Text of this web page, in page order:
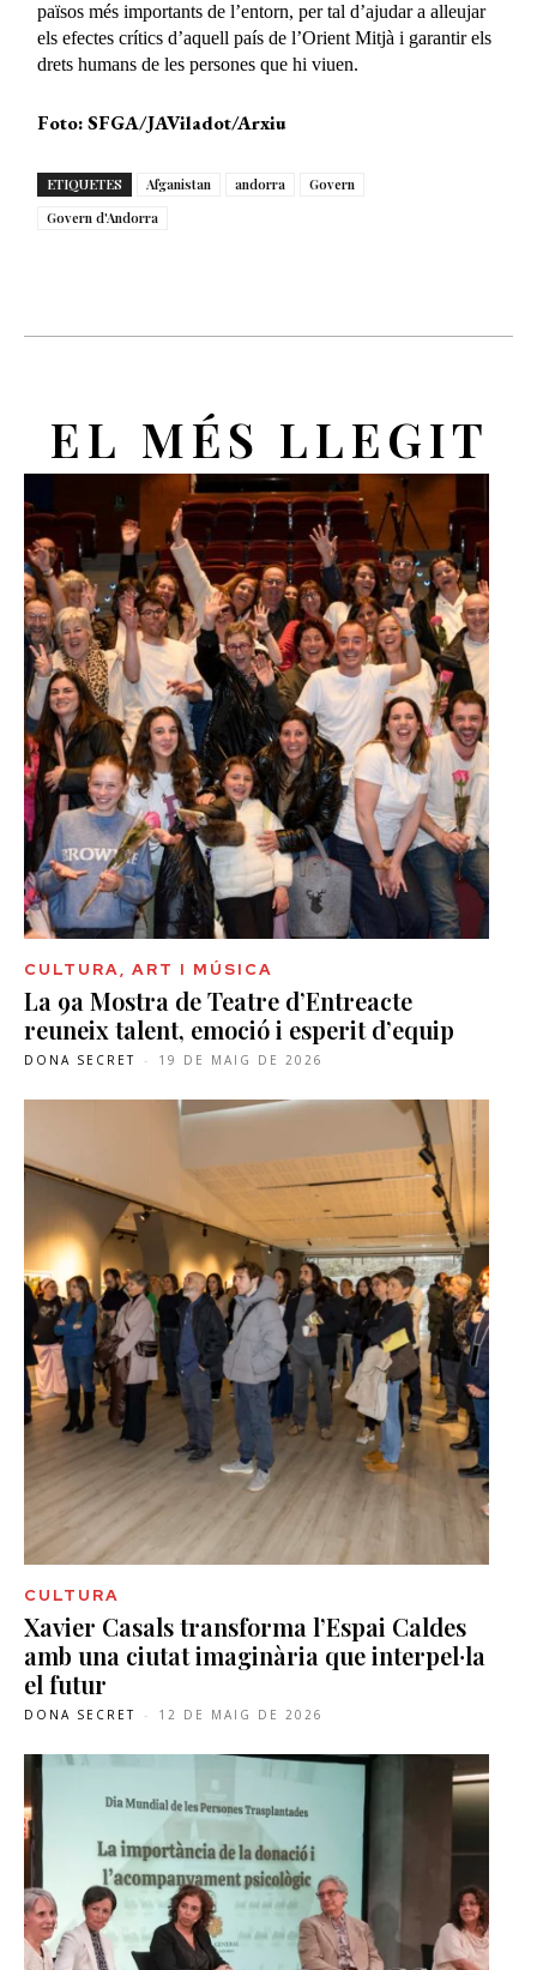
països més importants de l’entorn, per tal d’ajudar a alleujar
els efectes crítics d’aquell país de l’Orient Mitjà i garantir els
drets humans de les persones que hi viuen.
Foto: SFGA/JAViladot/Arxiu
ETIQUETES Afganistan andorra
Govern
Govern d'Andorra
EL MÉS LLEGIT
CULTURA, ART I MÚSICA
La 9a Mostra de Teatre d’Entreacte
reuneix talent, emoció i esperit d’equip
DONA SECRET - 19 DE MAIG DE 2026
CULTURA
Xavier Casals transforma l’Espai Caldes
amb una ciutat imaginària que interpel·la
el futur
DONA SECRET - 12 DE MAIG DE 2026